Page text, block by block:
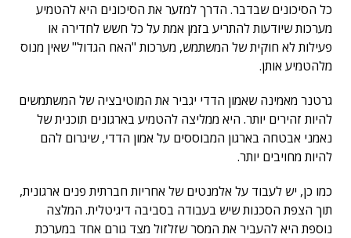
כל הסיכונים שבדבר. הדרך למזער את הסיכונים היא להטמיע
מערכות שיודעות להתריע בזמן אמת על כל חשש לחדירה או
פעילות לא חוקית של המשתמש, מערכות "האח הגדול" שאין מנוס
מלהטמיע אותן.
גרטנר מאמינה שאמון הדדי יגביר את המוטיבציה של המשתמשים
להיות זהירים יותר. היא ממליצה להטמיע בארגונים תוכנית של
נאמני אבטחה בארגון המבוססים על אמון הדדי, שיגרום להם
להיות מחויבים יותר.
כמו כן, יש לעבוד על אלמנטים של אחריות חברתית פנים ארגונית,
תוך הצפת הסכנות שיש בעבודה בסביבה דיגיטלית. המלצה
נוספת היא להעביר את המסר שזלזול מצד גורם אחד במערכת